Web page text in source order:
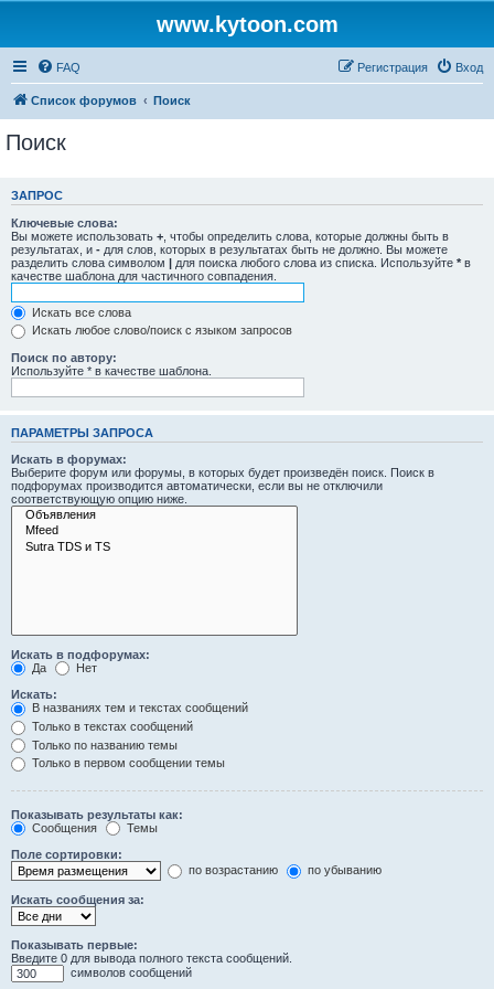
www.kytoon.com
FAQ Вход
Регистрация
Список форумов Поиск
Поиск
ЗАПРОС
Ключевые слова:
Вы можете использовать + , чтобы определить слова, которые должны быть в
результатах, и - для слов, которых в результатах быть не должно. Вы можете
разделить слова символом | для поиска любого слова из списка. Используйте * в
качестве шаблона для частичного совпадения.
Искать все слова
Искать любое слово/поиск с языком запросов
Поиск по автору:
Используйте * в качестве шаблона.
ПАРАМЕТРЫ ЗАПРОСА
Искать в форумах:
Выберите форум или форумы, в которых будет произведён поиск. Поиск в
подфорумах производится автоматически, если вы не отключили
соответствующую опцию ниже.
Искать в подфорумах:
Да
Нет
Искать:
В названиях тем и текстах сообщений
Только в текстах сообщений
Только по названию темы
Только в первом сообщении темы
Показывать результаты как:
Сообщения
Темы
Поле сортировки:
по возрастанию
по убыванию
Искать сообщения за:
Показывать первые:
Введите 0 для вывода полного текста сообщений.
символов сообщений